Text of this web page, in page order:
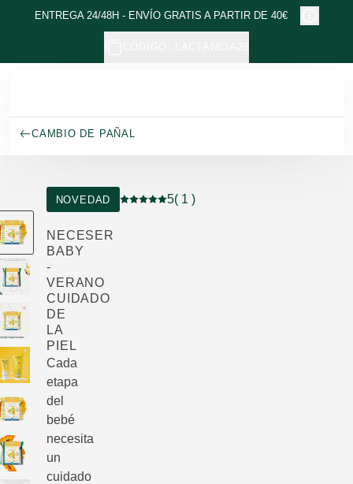
Ir al contenido principal
ENTREGA 24/48H - ENVÍO GRATIS A PARTIR DE 40€
CAMBIO DE PAÑAL
NOVEDAD
Puntuación: 5 / 5 estrellas 1 valoraciones
5( 1 )
NECESER
BABY
-
VERANO
CUIDADO
DE
LA
PIEL
Cada
etapa
del
bebé
necesita
un
cuidado